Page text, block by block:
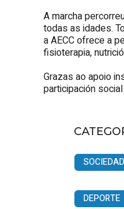
A marcha
todas as idades.
a AECC ofrece a
fisioterapia,
Grazas ao apoio
participación
DEPORTE